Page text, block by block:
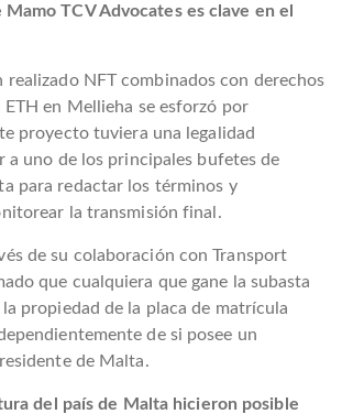
Mamo TCV Advocates es clave en el
realizado NFT combinados con derechos
en Mellieha se esforzó por
proyecto tuviera una legalidad
a uno de los principales bufetes de
para redactar los términos y
la transmisión final.
de su colaboración con Transport
que cualquiera que gane la subasta
propiedad de la placa de matrícula
de si posee un
de Malta.
del país de Malta hicieron posible